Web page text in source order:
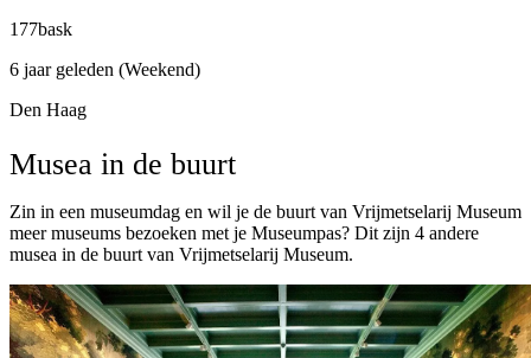
177bask
6 jaar geleden (Weekend)
Den Haag
Musea in de buurt
Zin in een museumdag en wil je de buurt van Vrijmetselarij Museum
meer museums bezoeken met je Museumpas? Dit zijn 4 andere
musea in de buurt van Vrijmetselarij Museum.